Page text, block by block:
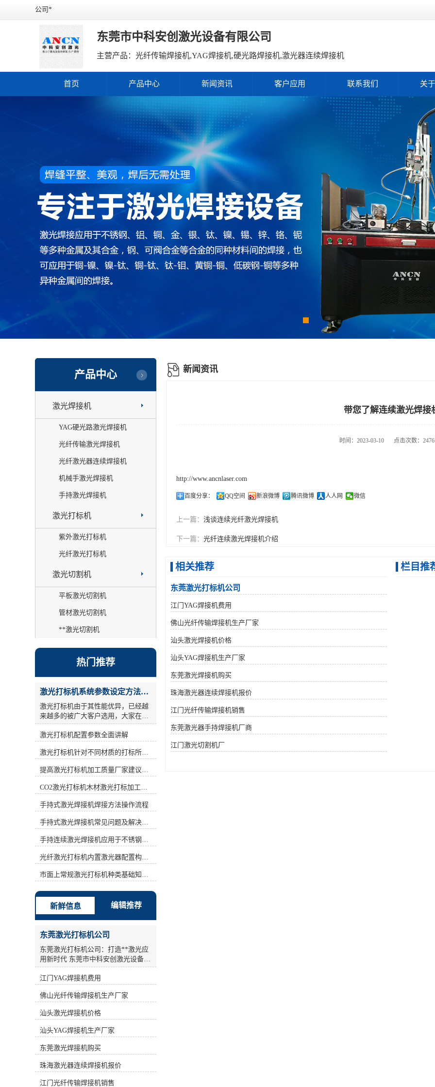
公司*
东莞市中科安创激光设备有限公司
主营产品：光纤传输焊接机,YAG焊接机,硬光路焊接机,激光器连续焊接机
首页 产品中心 新闻资讯 客户应用 联系我们 关
新闻资讯
带您了解连续激光焊接
时间：2023-03-10 点击次数：2476
http://www.ancnlaser.com
百度分享： QQ空间 新浪微博 腾讯微博 人人网 微信
上一篇： 浅谈连续光纤激光焊接机
下一篇： 光纤连续激光焊接机介绍
相关推荐
东莞激光打标机公司
江门YAG焊接机费用
佛山光纤传输焊接机生产厂家
汕头激光焊接机价格
汕头YAG焊接机生产厂家
东莞激光焊接机购买
珠海激光器连续焊接机报价
江门光纤传输焊接机销售
东莞激光器手持焊接机厂商
江门激光切割机厂
栏目推
产品中心
激光焊接机
YAG硬光路激光焊接机
光纤传输激光焊接机
光纤激光器连续焊接机
机械手激光焊接机
手持激光焊接机
激光打标机
紫外激光打标机
光纤激光打标机
激光切割机
平板激光切割机
管材激光切割机
**激光切割机
热门推荐
激光打标机系统参数设定方法步骤教程
激光打标机由于其性能优异，已经越
来越多的被广大客户选用，大家在使
用激光打标机的时候，关于参数设
置，很多人的概念比较模糊，今天激
参数设定 ： **，激光参数还是设一
遍，但是采用交叉线填充方式方法，
也就相当于镭雕了2遍.参考参数如
下： a)：打标频率(frequency)设为低
频，激光打码机按照标识形式的不同,
激光打码设备可以分为刻划式和点阵
式两种。目前市场中出现的激光打标
设备大多是刻划式的,而新型的激光打
驻留技术。激光打标机用激光束在各
种不同的物质表面打上*的标记。激
光打标机按照激光器不同可分为CO2
激光打标机、半导体激光打标机、
YAG激光打标机、光纤激光打标机。
计算机控制系统是整个激光打标机控
制和指挥的中心，同时也是软件安装
的载体。 b: **时间为1.5us. c: 填充方
式方法：弓形填充 间距：0.01-
0.05mm之间。 d: 扫描速度:依情况
(Condition)而设，如果镭雕的边框效
果总是有毛边现象，可把速度值设小
点。建议：200-1500之间。 其次：采
用单线填充，但是设定两遍参数。打
标机标刻的是一个无法擦掉的*性标
间气化而成，*借助任何辅助工具即
此，在同样能量的情况下，新型激光
打标机打印速度较快。**时间为1.5。
*1遍：功率(指物体在单位时间内所做
的功的多少)稍高点频率(frequency)稍
高点(例如30000-70000) 速度慢点(例
如 700-1000)，此时产品(Product)表面
再设定*2遍参数。*2遍：功率(指物体
激光打标机配置参数全面讲解
激光打标机针对不同材质的打标所对应设备指导
提高激光打标机加工质量厂家建议从何做起
CO2激光打标机木材激光打标加工环保性意识
手持式激光焊接机焊接方法操作流程
手持式激光焊接机常见问题及解决方法！
手持连续激光焊接机应用于不锈钢厨具行业
光纤激光打标机内置激光器配置构造讲解
市面上常规激光打标机种类基础知识介绍
新鲜信息 编辑推荐
东莞激光打标机公司
东莞激光打标机公司：打造**激光应
用新时代 东莞市中科安创激光设备有
限公司，作为一家**从事工业激光产
品的研发、生产和销售的**企业，致
善的激光应用解决方案及配套设备。
公司汇聚了一大批多年从事激光加工
设备科研和产业化的激光技术和科研
人员，凭借光电子产业的良好氛围，
积极进取，锐意开拓，通过不断**，
为国内外广大客户的制造装备和工艺
**水平提供贡献。 激光打标机作为激
光加工设备中的重要一环，在工业生
采用高能激光束照射在物质表面，通
江门YAG焊接机费用
佛山光纤传输焊接机生产厂家
汕头激光焊接机价格
汕头YAG焊接机生产厂家
东莞激光焊接机购买
珠海激光器连续焊接机报价
江门光纤传输焊接机销售